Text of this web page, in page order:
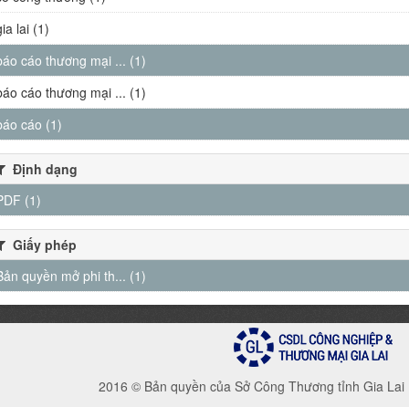
lai (1)
cáo thương mại ... (1)
cáo thương mại ... (1)
cáo (1)
Định dạng
(1)
Giấy phép
quyền mở phi th... (1)
2016 © Bản quyền của Sở Công Thương tỉnh Gia Lai